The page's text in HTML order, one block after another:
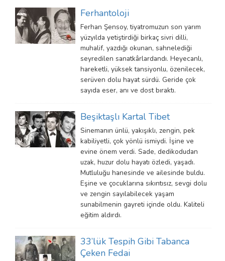
Ferhantoloji
Ferhan Şensoy, tiyatromuzun son yarım
yüzyılda yetiştirdiği birkaç sivri dilli,
muhalif, yazdığı okunan, sahnelediği
seyredilen sanatkârlardandı. Heyecanlı,
hareketli, yüksek tansiyonlu, özenilecek,
serüven dolu hayat sürdü. Geride çok
sayıda eser, anı ve dost bıraktı.
Beşiktaşlı Kartal Tibet
Sinemanın ünlü, yakışıklı, zengin, pek
kabiliyetli, çok yönlü ismiydi. İşine ve
evine önem verdi. Sade, dedikodudan
uzak, huzur dolu hayatı özledi, yaşadı.
Mutluluğu hanesinde ve ailesinde buldu.
Eşine ve çocuklarına sıkıntısız, sevgi dolu
ve zengin sayılabilecek yaşam
sunabilmenin gayreti içinde oldu. Kaliteli
eğitim aldırdı.
33’lük Tespih Gibi Tabanca
Çeken Fedai